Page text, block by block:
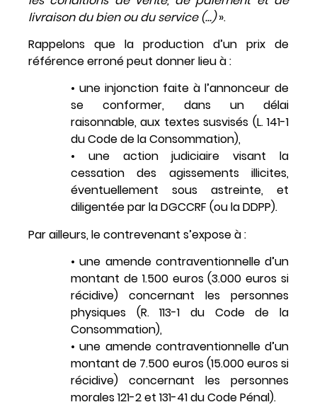
livraison du bien ou du service (…)».
Rappelons que la production d’un prix de
référence erroné peut donner lieu à :
• une injonction faite à l’annonceur de
se conformer, dans un délai
raisonnable, aux textes susvisés (L. 141-1
du Code de la Consommation),
• une action judiciaire visant la
cessation des agissements illicites,
éventuellement sous astreinte, et
diligentée par la DGCCRF (ou la DDPP).
Par ailleurs, le contrevenant s’expose à :
• une amende contraventionnelle d’un
montant de 1.500 euros (3.000 euros si
récidive) concernant les personnes
physiques (R. 113-1 du Code de la
Consommation),
• une amende contraventionnelle d’un
montant de 7.500 euros (15.000 euros si
récidive) concernant les personnes
morales 121-2 et 131-41 du Code Pénal).